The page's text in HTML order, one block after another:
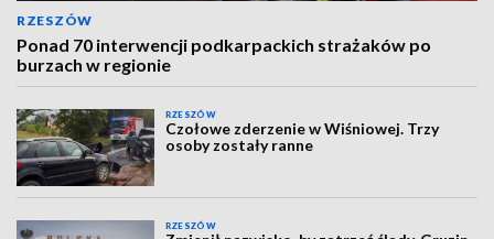
RZESZÓW
Ponad 70 interwencji podkarpackich strażaków po
burzach w regionie
RZESZÓW
Czołowe zderzenie w Wiśniowej. Trzy
osoby zostały ranne
RZESZÓW